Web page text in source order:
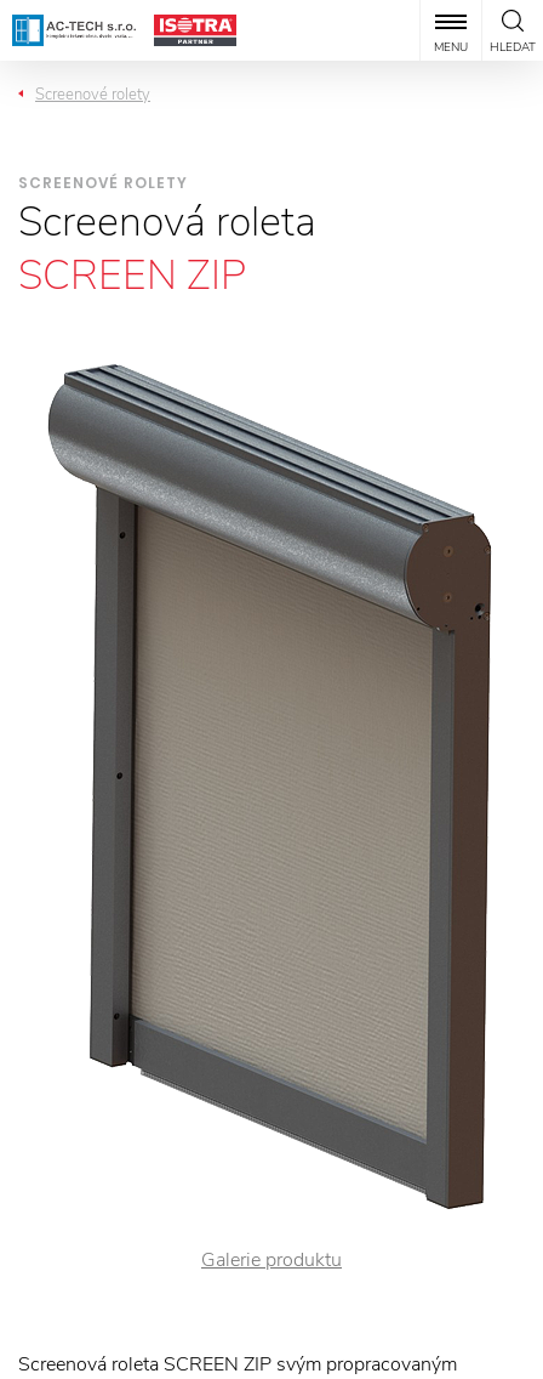
HLEDAT
MENU
Screenové rolety
SCREENOVÉ ROLETY
Screenová roleta
SCREEN ZIP
Galerie produktu
Screenová roleta SCREEN ZIP svým propracovaným